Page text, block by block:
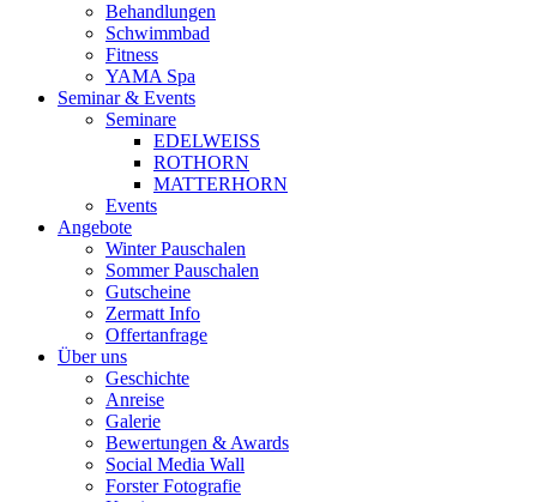
Behandlungen
Schwimmbad
Fitness
YAMA Spa
Seminar & Events
Seminare
EDELWEISS
ROTHORN
MATTERHORN
Events
Angebote
Winter Pauschalen
Sommer Pauschalen
Gutscheine
Zermatt Info
Offertanfrage
Über uns
Geschichte
Anreise
Galerie
Bewertungen & Awards
Social Media Wall
Forster Fotografie